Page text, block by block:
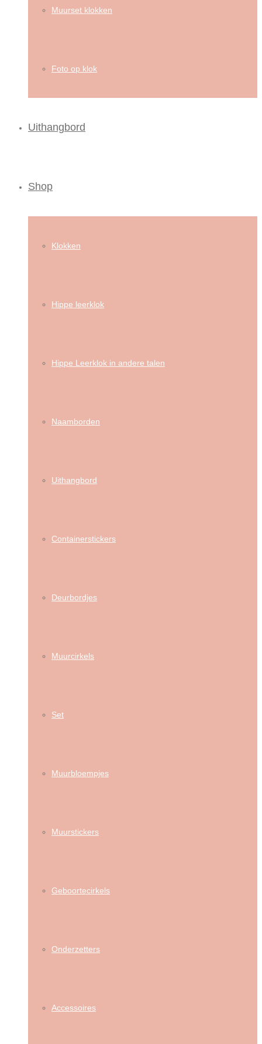
Muurset klokken
Foto op klok
Uithangbord
Shop
Klokken
Hippe leerklok
Hippe Leerklok in andere talen
Naamborden
Uithangbord
Containerstickers
Deurbordjes
Muurcirkels
Set
Muurbloempjes
Muurstickers
Geboortecirkels
Onderzetters
Accessoires